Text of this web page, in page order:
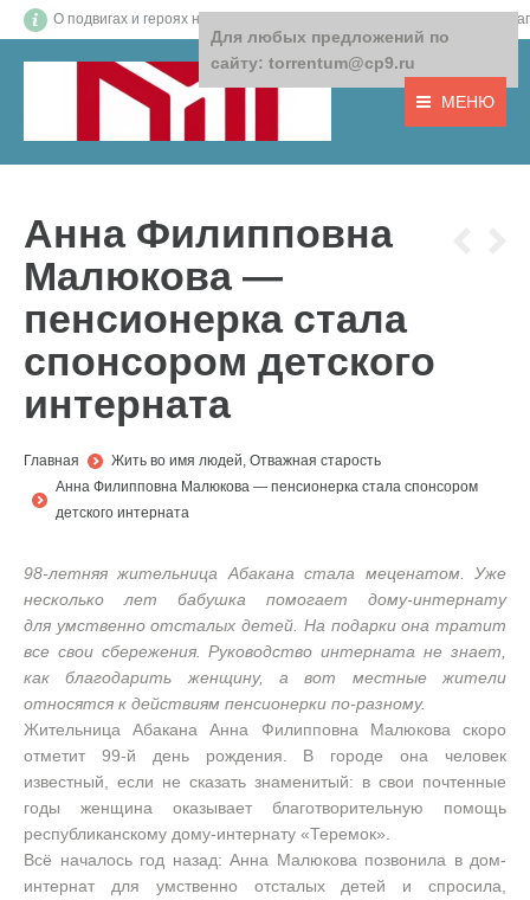
О подвигах и героях нашего времени! О том, что важно! О
МЕНЮ
Анна Филипповна
Малюкова —
пенсионерка стала
спонсором детского
интерната
You are here:
Главная Жить во имя людей, Отважная старость
Анна Филипповна Малюкова — пенсионерка стала спонсором
детского интерната
98-летняя жительница Абакана стала меценатом. Уже
несколько лет бабушка помогает дому-интернату
для умственно отсталых детей. На подарки она тратит
все свои сбережения. Руководство интерната не знает,
как благодарить женщину, а вот местные жители
относятся к действиям пенсионерки по-разному.
Жительница Абакана Анна Филипповна Малюкова скоро
отметит 99-й день рождения. В городе она человек
известный, если не сказать знаменитый: в свои почтенные
годы женщина оказывает благотворительную помощь
республиканскому дому-интернату «Теремок».
Всё началось год назад: Анна Малюкова позвонила в дом-
интернат для умственно отсталых детей и спросила,
Для любых предложений по
сайту: torrentum@cp9.ru